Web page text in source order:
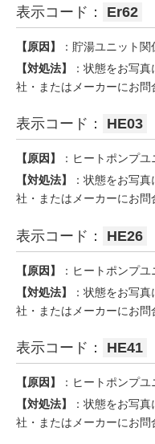
表示コード： Er62
【原因】
：貯湯ユニット関
【対処法】
：状態をお写
社・またはメーカーにお問
表示コード： HE03
【原因】
：ヒートポンプ
【対処法】
：状態をお写
社・またはメーカーにお問
表示コード： HE26
【原因】
：ヒートポンプ
【対処法】
：状態をお写
社・またはメーカーにお問
表示コード： HE41
【原因】
：ヒートポンプ
【対処法】
：状態をお写
社・またはメーカーにお問